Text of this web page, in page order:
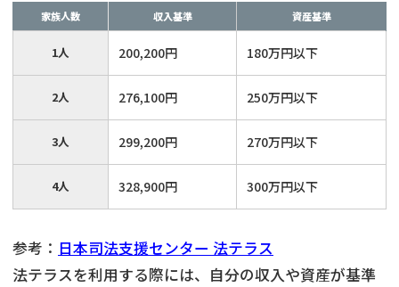
家族人数 収入基準 資産基準
1人 200,200円 180万円以下
2人 276,100円 250万円以下
3人 299,200円 270万円以下
4人 328,900円 300万円以下
参考： 日本司法支援センター 法テラス
法テラスを利用する際には、自分の収入や資産が基準